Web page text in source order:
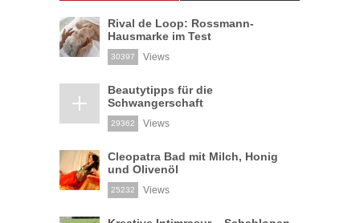
Rival de Loop: Rossmann-
Hausmarke im Test
30397 Views
Beautytipps für die
Schwangerschaft
29362 Views
Cleopatra Bad mit Milch, Honig
und Olivenöl
25232 Views